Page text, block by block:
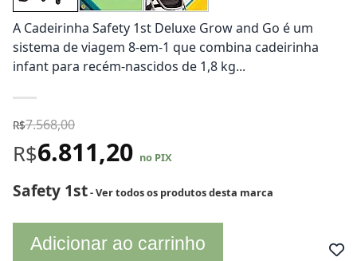
A Cadeirinha Safety 1st Deluxe Grow and Go é um
sistema de viagem 8-em-1 que combina cadeirinha
infant para recém-nascidos de 1,8 kg...
R$7.568,00
R$6.811,20 no PIX
Safety 1st- Ver todos os produtos desta marca
Adicionar ao carrinho